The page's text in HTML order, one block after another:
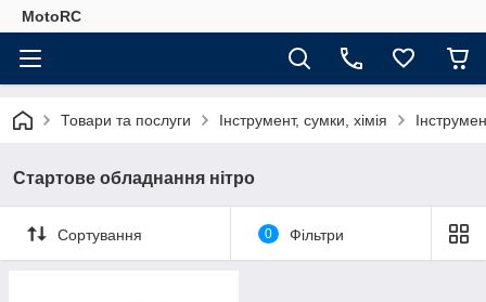
MotoRC
Товари та послуги Інструмент, сумки, хімія
Стартове обладнання нітро
Сортування 0 Фільтри